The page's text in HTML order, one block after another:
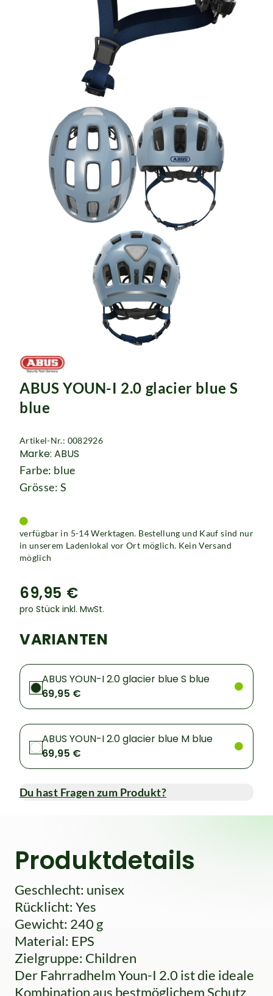
ABUS YOUN-I 2.0 glacier blue S
blue
Artikel-Nr.: 0082926
Marke: ABUS
Farbe: blue
Grösse: S
verfügbar in 5-14 Werktagen. Bestellung und Kauf sind nur
in unserem Ladenlokal vor Ort möglich. Kein Versand
möglich
69,95 €
pro Stück inkl. MwSt.
VARIANTEN
ABUS YOUN-I 2.0 glacier blue S blue
69,95 €
ABUS YOUN-I 2.0 glacier blue M blue
69,95 €
Du hast Fragen zum Produkt?
Produktdetails
Geschlecht: unisex
Rücklicht: Yes
Gewicht: 240 g
Material: EPS
Zielgruppe: Children
Der Fahrradhelm Youn-I 2.0 ist die ideale
Kombination aus bestmöglichem Schutz